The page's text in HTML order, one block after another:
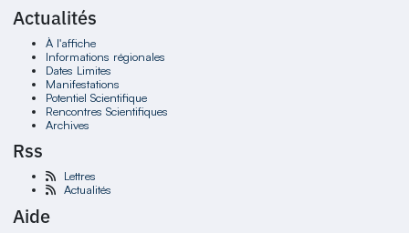
Actualités
À l'affiche
Informations régionales
Dates Limites
Manifestations
Potentiel Scientifique
Rencontres Scientifiques
Archives
Rss
Lettres
Actualités
Aide